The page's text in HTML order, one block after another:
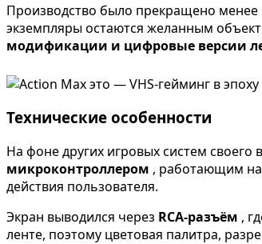
Производство было прекращено менее
экземпляры остаются желанным
модификации и цифровые версии
Технические особенности
На фоне других игровых систем своего
микроконтроллером , работающим на
действия пользователя.
Экран выводился через RCA-разъём ,
ленте, поэтому цветовая палитра,